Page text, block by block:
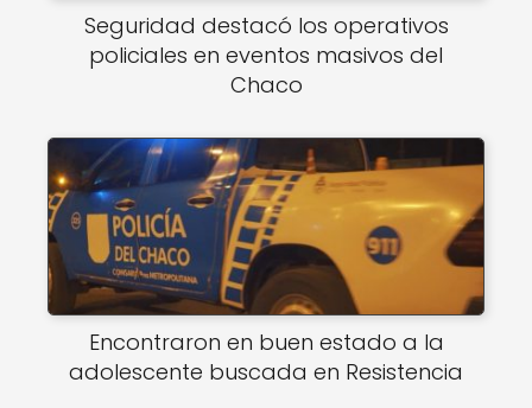
Seguridad destacó los operativos
policiales en eventos masivos del
Chaco
Encontraron en buen estado a la
adolescente buscada en Resistencia